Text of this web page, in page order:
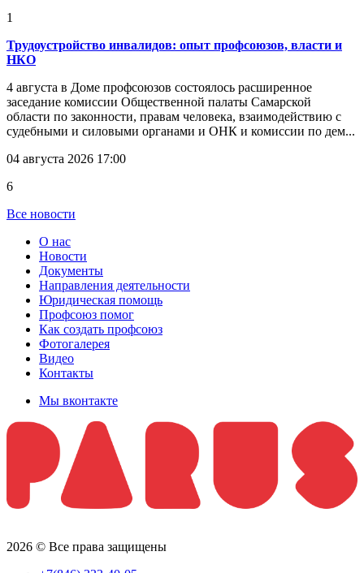
1
Трудоустройство инвалидов: опыт профсоюзов, власти и
НКО
4 августа в Доме профсоюзов состоялось расширенное
заседание комиссии Общественной палаты Самарской
области по законности, правам человека, взаимодействию с
судебными и силовыми органами и ОНК и комиссии по дем...
04 августа 2026 17:00
6
Все новости
О нас
Новости
Документы
Направления деятельности
Юридическая помощь
Профсоюз помог
Как создать профсоюз
Фотогалерея
Видео
Контакты
Мы вконтакте
2026 © Все права защищены